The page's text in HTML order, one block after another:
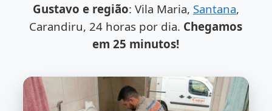
Gustavo e região: Vila Maria, Santana,
Carandiru, 24 horas por dia. Chegamos
em 25 minutos!